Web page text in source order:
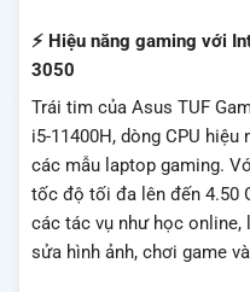
⚡ Hiệu năng gaming với
3050
Trái tim của Asus TUF
i5-11400H, dòng CPU
các mẫu laptop gaming.
tốc độ tối đa lên đến 4.50
các tác vụ như học online,
sửa hình ảnh, chơi game